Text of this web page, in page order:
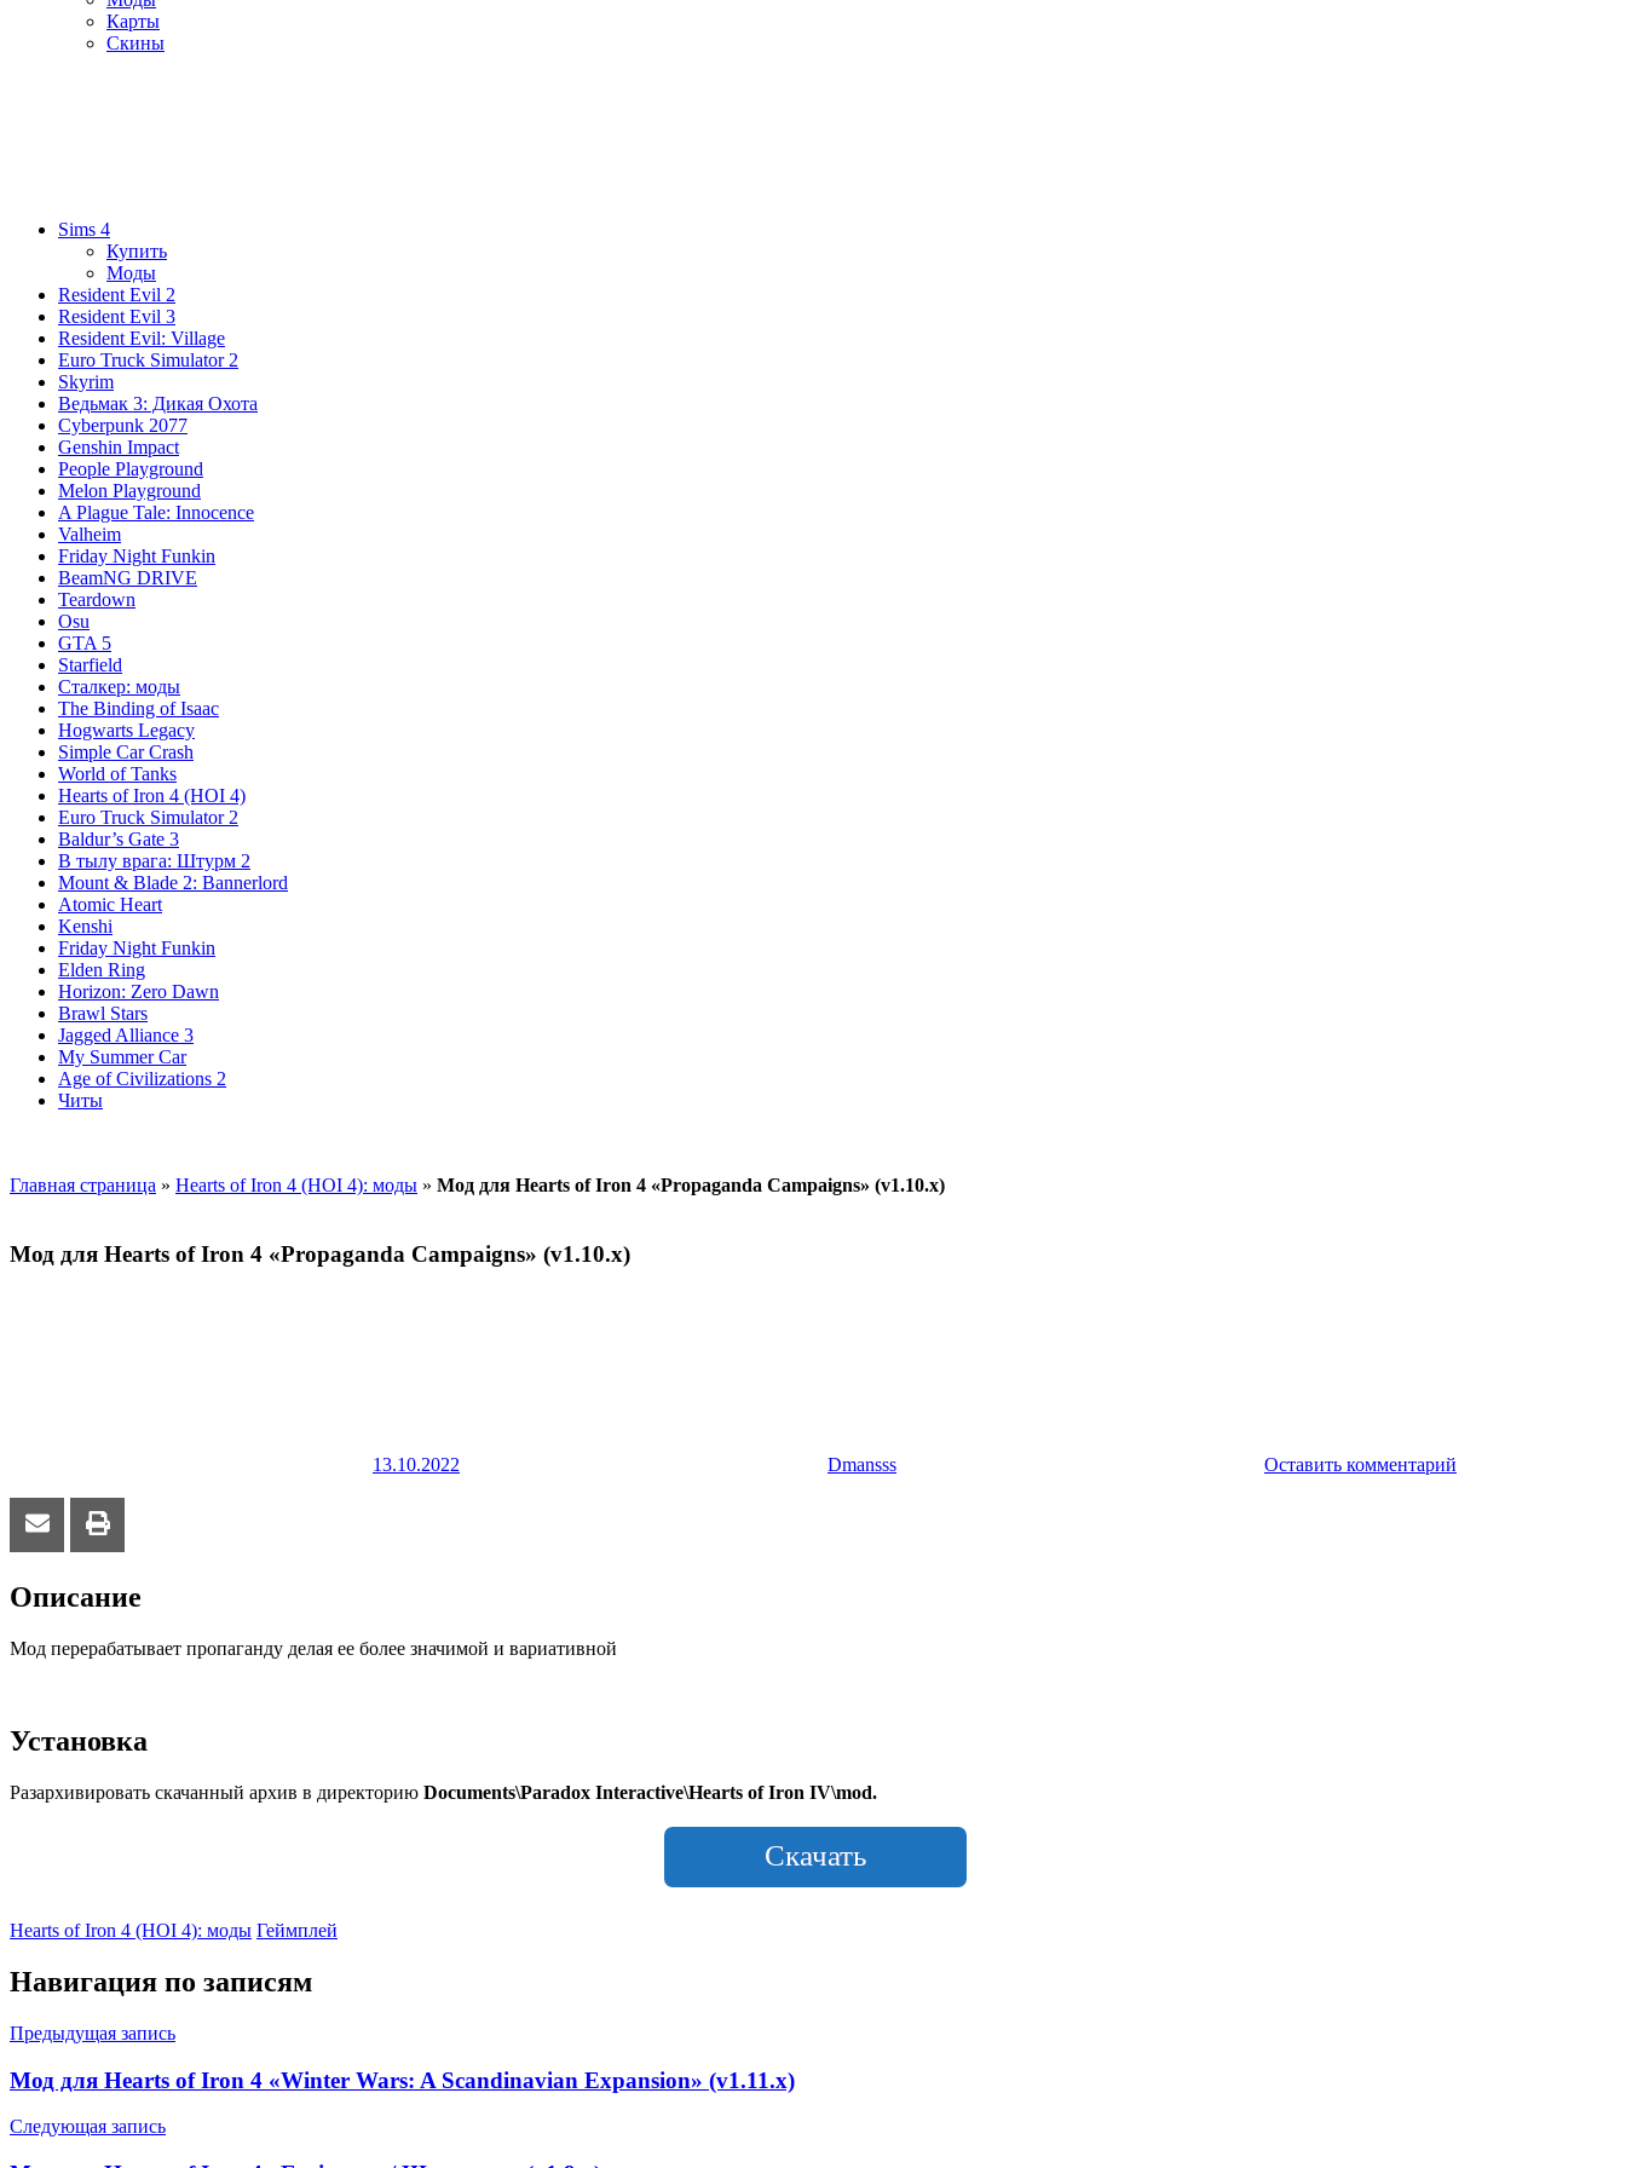
Карты
Скины
Sims 4
Купить
Моды
Resident Evil 2
Resident Evil 3
Resident Evil: Village
Euro Truck Simulator 2
Skyrim
Ведьмак 3: Дикая Охота
Cyberpunk 2077
Genshin Impact
People Playground
Melon Playground
A Plague Tale: Innocence
Valheim
Friday Night Funkin
BeamNG DRIVE
Teardown
Osu
GTA 5
Starfield
Сталкер: моды
The Binding of Isaac
Hogwarts Legacy
Simple Car Crash
World of Tanks
Hearts of Iron 4 (HOI 4)
Euro Truck Simulator 2
Baldur’s Gate 3
В тылу врага: Штурм 2
Mount & Blade 2: Bannerlord
Atomic Heart
Kenshi
Friday Night Funkin
Elden Ring
Horizon: Zero Dawn
Brawl Stars
Jagged Alliance 3
My Summer Car
Age of Civilizations 2
Читы
Главная страница » Hearts of Iron 4 (HOI 4): моды » Мод для Hearts of Iron 4 «Propaganda Campaigns» (v1.10.x)
Мод для Hearts of Iron 4 «Propaganda Campaigns» (v1.10.x)
13.10.2022 Dmansss Оставить комментарий
Описание
Мод перерабатывает пропаганду делая ее более значимой и вариативной
Установка
Разархивировать скачанный архив в директорию Documents\Paradox Interactive\Hearts of Iron IV\mod.
Скачать
Hearts of Iron 4 (HOI 4): моды Геймплей
Навигация по записям
Предыдущая запись
Мод для Hearts of Iron 4 «Winter Wars: A Scandinavian Expansion» (v1.11.x)
Следующая запись